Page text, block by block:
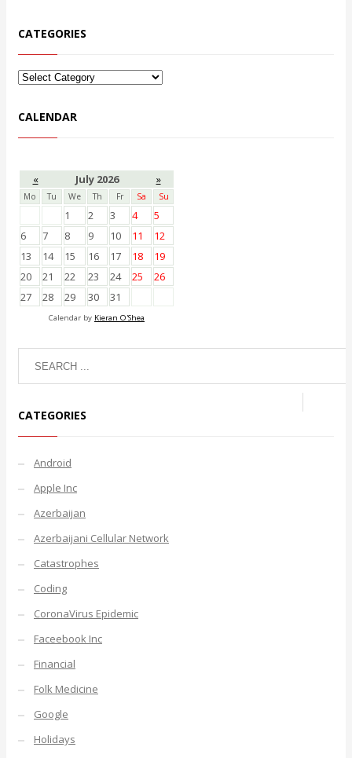
CATEGORIES
CALENDAR
« July 2026 »
Mo Tu We Th Fr Sa Su
1 2 3 4
5
6
7 8 9 10 11
12
13
14 15 16 17 18
19
20
21 22 23 24 25
26
27
28 29 30 31
Calendar by Kieran O'Shea
CATEGORIES
Android
Apple Inc
Azerbaijan
Azerbaijani Cellular Network
Catastrophes
Coding
CoronaVirus Epidemic
Faceebook Inc
Financial
Folk Medicine
Google
Holidays